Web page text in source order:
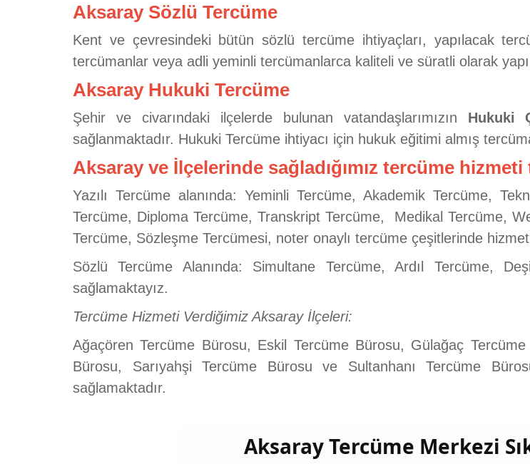
Aksaray Sözlü Tercüme
Kent ve çevresindeki bütün sözlü tercüme ihtiyaçları, yapılacak
tercümanlar veya adli yeminli tercümanlarca kaliteli ve süratli olarak
Aksaray Hukuki Tercüme
Şehir ve civarındaki ilçelerde bulunan vatandaşlarımızın Hukuki
sağlanmaktadır. Hukuki Tercüme ihtiyacı için hukuk eğitimi almış
Aksaray ve İlçelerinde sağladığımız tercüme
Yazılı Tercüme alanında: Yeminli Tercüme, Akademik Tercüme,
Tercüme, Diploma Tercüme, Transkript Tercüme, Medikal Tercüme,
Tercüme, Sözleşme Tercümesi, noter onaylı tercüme çeşitlerinde
Sözlü Tercüme Alanında: Simultane Tercüme, Ardıl Tercüme,
sağlamaktayız.
Tercüme Hizmeti Verdiğimiz Aksaray İlçeleri:
Ağaçören Tercüme Bürosu, Eskil Tercüme Bürosu, Gülağaç
Bürosu, Sarıyahşi Tercüme Bürosu ve Sultanhanı Tercüme
sağlamaktadır.
Aksaray Tercüme Merkezi